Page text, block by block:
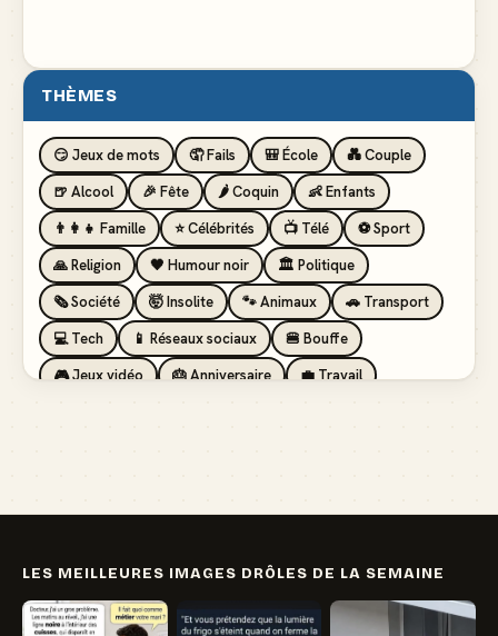
THÈMES
😏 Jeux de mots 🤦 Fails 🎒 École
💑 Couple
🍺 Alcool
🎉 Fête 🌶️ Coquin
👶 Enfants
👨‍👩‍👧 Famille
⭐ Célébrités 📺 Télé
⚽ Sport
🙏 Religion
🖤 Humour noir
🏛️ Politique
🗞️ Société
🤯 Insolite 🐾 Animaux
🚗 Transport
💻 Tech
📱 Réseaux sociaux
🍔 Bouffe
🎮 Jeux vidéo
🎂 Anniversaire
💼 Travail
LES MEILLEURES IMAGES DRÔLES DE LA SEMAINE